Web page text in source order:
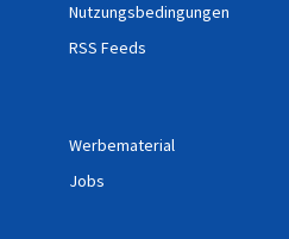
Nutzungsbedingungen
RSS Feeds
Werbematerial
Jobs